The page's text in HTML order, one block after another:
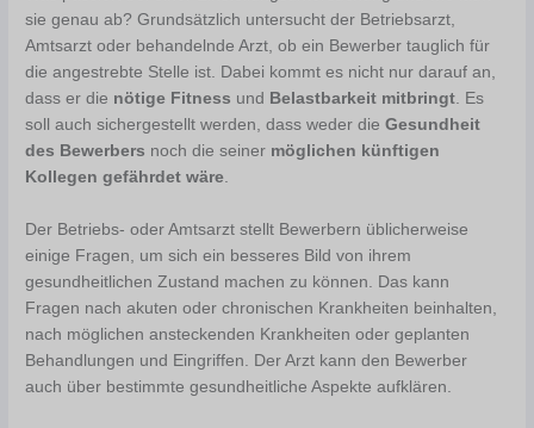
sie genau ab? Grundsätzlich untersucht der Betriebsarzt,
Amtsarzt oder behandelnde Arzt, ob ein Bewerber tauglich für
die angestrebte Stelle ist. Dabei kommt es nicht nur darauf an,
dass er die nötige Fitness und Belastbarkeit mitbringt. Es
soll auch sichergestellt werden, dass weder dieGesundheit
des Bewerbers noch die seiner möglichen künftigen
Kollegen gefährdet wäre.
Der Betriebs- oder Amtsarzt stellt Bewerbern üblicherweise
einige Fragen, um sich ein besseres Bild von ihrem
gesundheitlichen Zustand machen zu können. Das kann
Fragen nach akuten oder chronischen Krankheiten beinhalten,
nach möglichen ansteckenden Krankheiten oder geplanten
Behandlungen und Eingriffen. Der Arzt kann den Bewerber
auch über bestimmte gesundheitliche Aspekte aufklären.